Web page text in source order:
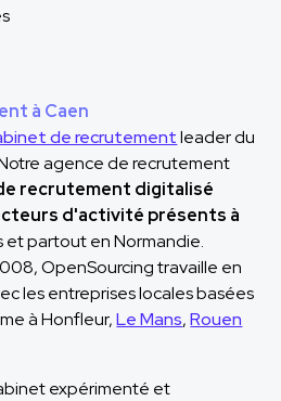
à Caen
de recrutementleader du
agence de recrutement
recrutement digitalisé
d'activité présents à
et partout en Normandie.
OpenSourcing travaille en
les entreprises locales basées
à Honfleur,Le Mans,Rouen
expérimenté et